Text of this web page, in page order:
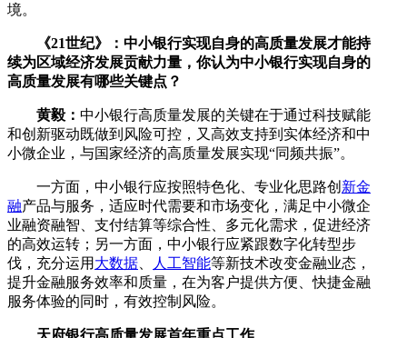
境。
《21世纪》：中小银行实现自身的高质量发展才能持
续为区域经济发展贡献力量，你认为中小银行实现自身的
高质量发展有哪些关键点？
黄毅： 中小银行高质量发展的关键在于通过科技赋能
和创新驱动既做到风险可控，又高效支持到实体经济和中
小微企业，与国家经济的高质量发展实现“同频共振”。
一方面，中小银行应按照特色化、专业化思路创 新金
融产品与服务，适应时代需要和市场变化，满足中小微企
业融资融智、支付结算等综合性、多元化需求，促进经济
的高效运转；另一方面，中小银行应紧跟数字化转型步
伐，充分运用 大数据 人工智能等新技术改变金融业态，
提升金融服务效率和质量，在为客户提供方便、快捷金融
服务体验的同时，有效控制风险。
天府银行高质量发展首年重点工作